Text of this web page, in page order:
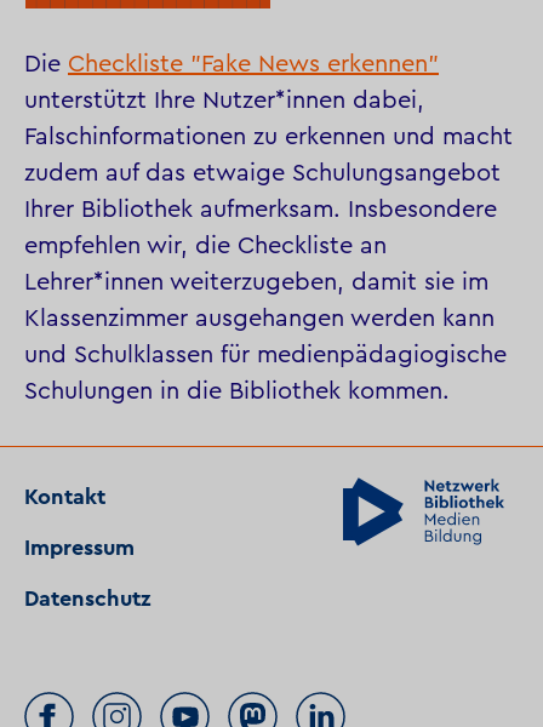
Die Checkliste "Fake News erkennen"
unterstützt Ihre Nutzer*innen dabei,
Falschinformationen zu erkennen und macht
zudem auf das etwaige Schulungsangebot
Ihrer Bibliothek aufmerksam. Insbesondere
empfehlen wir, die Checkliste an
Lehrer*innen weiterzugeben, damit sie im
Klassenzimmer ausgehangen werden kann
und Schulklassen für medienpädagiogische
Schulungen in die Bibliothek kommen.
Kontakt
Impressum
Datenschutz